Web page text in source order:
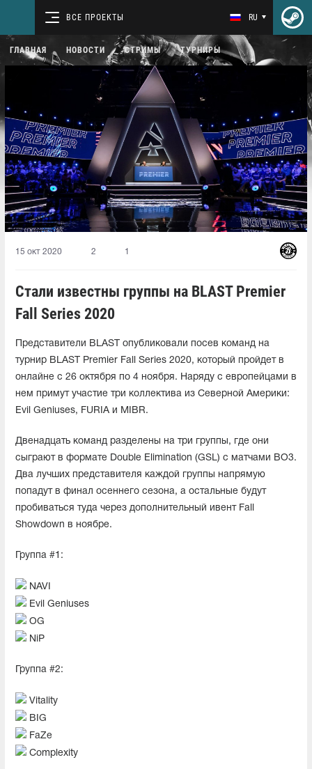
ВСЕ ПРОЕКТЫ RU
ГЛАВНАЯ НОВОСТИ СТРИМЫ ТУРНИРЫ
15 окт 2020 2 1
Стали известны группы на BLAST Premier
Fall Series 2020
Представители BLAST опубликовали посев команд на
турнир BLAST Premier Fall Series 2020, который пройдет в
онлайне с 26 октября по 4 ноября. Наряду с европейцами в
нем примут участие три коллектива из Северной Америки:
Evil Geniuses, FURIA и MIBR.
Двенадцать команд разделены на три группы, где они
сыграют в формате Double Elimination (GSL) с матчами BO3.
Два лучших представителя каждой группы напрямую
попадут в финал осеннего сезона, а остальные будут
пробиваться туда через дополнительный ивент Fall
Showdown в ноябре.
Группа #1:
NAVI
Evil Geniuses
OG
NiP
Группа #2:
Vitality
BIG
FaZe
Complexity